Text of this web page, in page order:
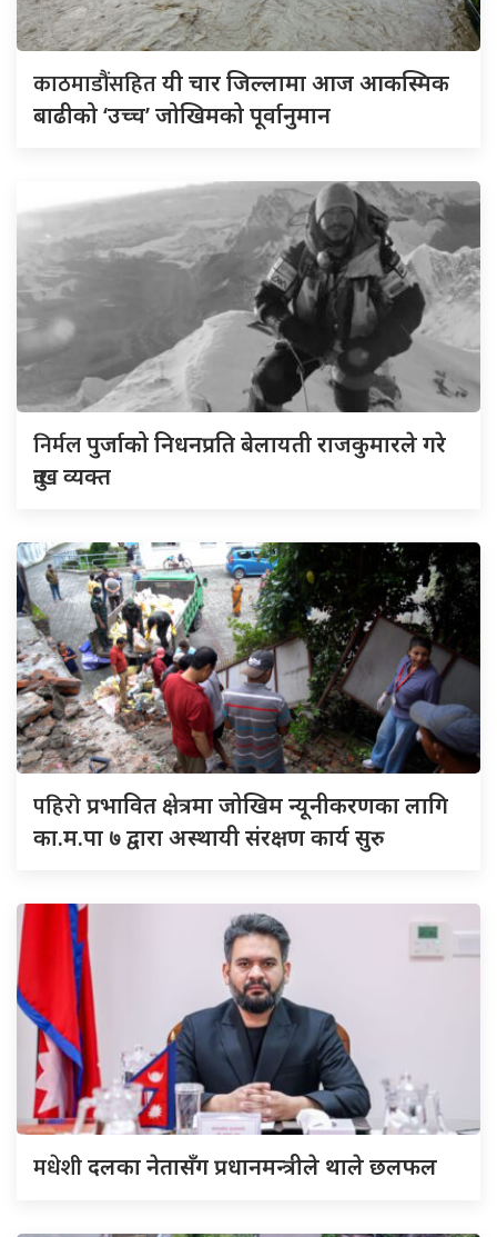
काठमाडौंसहितयी चार जिल्लामा आज आकस्मिक
बाढीको ‘उच्च’ जोखिमको पूर्वानुमान
निर्मलपुर्जाको निधनप्रति बेलायती राजकुमारले गरे
दुःख व्यक्त
पहिरोप्रभावित क्षेत्रमा जोखिम न्यूनीकरणका लागि
का.म.पा ७ द्वारा अस्थायी संरक्षण कार्य सुरु
मधेशीदलका नेतासँग प्रधानमन्त्रीले थाले छलफल